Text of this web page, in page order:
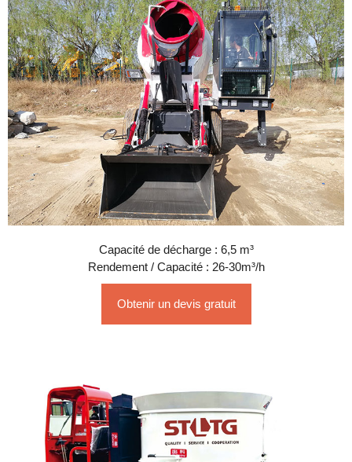
Capacité de décharge : 6,5 m³
Rendement / Capacité : 26-30m³/h
Obtenir un devis gratuit